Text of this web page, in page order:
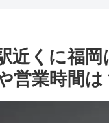
近くに福
営業時間は